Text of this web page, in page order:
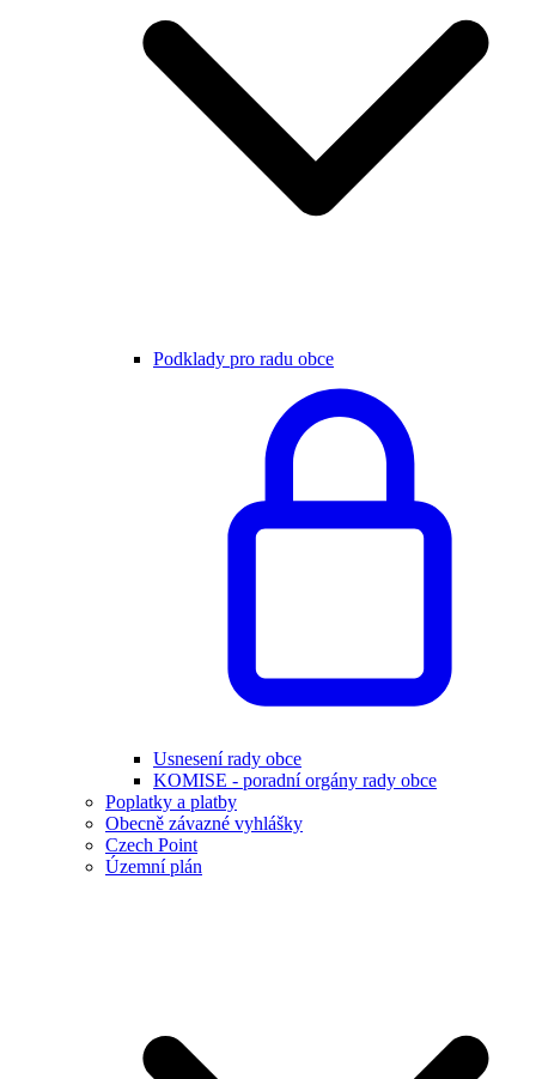
Podklady pro radu obce
Usnesení rady obce
KOMISE - poradní orgány rady obce
Poplatky a platby
Obecně závazné vyhlášky
Czech Point
Územní plán